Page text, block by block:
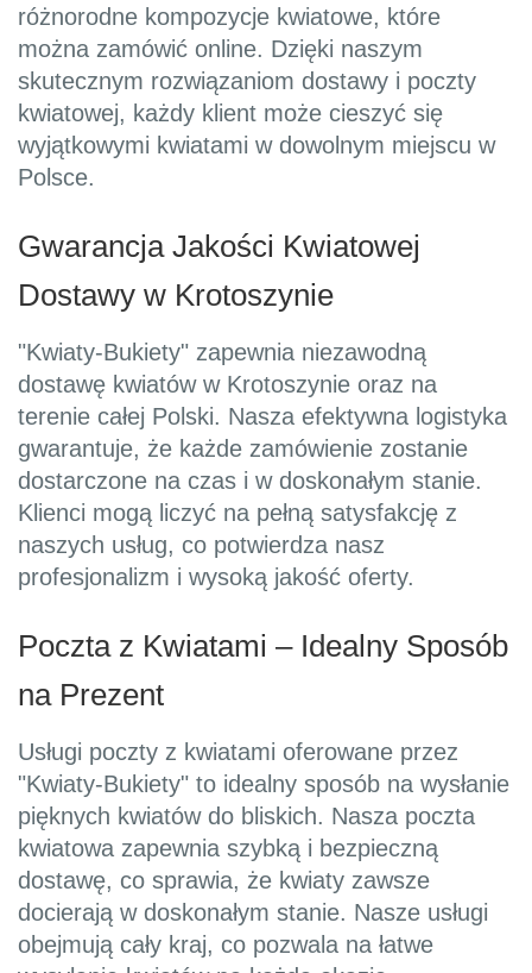
różnorodne kompozycje kwiatowe, które
można zamówić online. Dzięki naszym
skutecznym rozwiązaniom dostawy i poczty
kwiatowej, każdy klient może cieszyć się
wyjątkowymi kwiatami w dowolnym miejscu w
Polsce.
Gwarancja Jakości Kwiatowej
Dostawy w Krotoszynie
"Kwiaty-Bukiety" zapewnia niezawodną
dostawę kwiatów w Krotoszynie oraz na
terenie całej Polski. Nasza efektywna logistyka
gwarantuje, że każde zamówienie zostanie
dostarczone na czas i w doskonałym stanie.
Klienci mogą liczyć na pełną satysfakcję z
naszych usług, co potwierdza nasz
profesjonalizm i wysoką jakość oferty.
Poczta z Kwiatami – Idealny Sposób
na Prezent
Usługi poczty z kwiatami oferowane przez
"Kwiaty-Bukiety" to idealny sposób na wysłanie
pięknych kwiatów do bliskich. Nasza poczta
kwiatowa zapewnia szybką i bezpieczną
dostawę, co sprawia, że kwiaty zawsze
docierają w doskonałym stanie. Nasze usługi
obejmują cały kraj, co pozwala na łatwe